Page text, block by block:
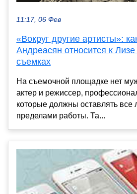
11:17, 06 Фев
«Вокруг другие артисты»:
Андреасян относится к
съемках
На съемочной площадке нет
актер и режиссер,
которые должны оставлять все
пределами работы. Та...